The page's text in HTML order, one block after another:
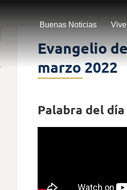
Buenas Noticias
Evangelio
marzo 2022
Palabra del día